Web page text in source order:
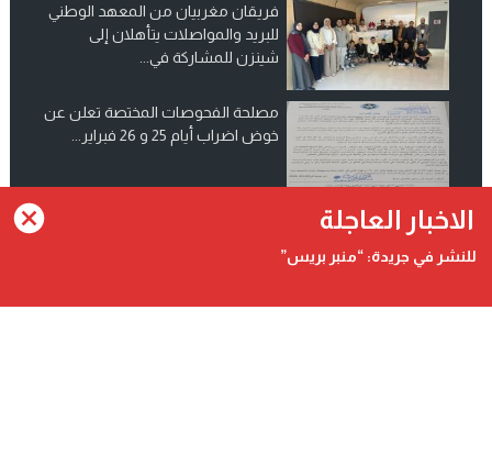
فريقان مغربيان من المعهد الوطني
للبريد والمواصلات يتأهلان إلى
شينزن للمشاركة في...
مصلحة الفحوصات المختصة تعلن عن
خوض اضراب أيام 25 و 26 فبراير...
انضم الينا على فيسبوك
الاخبار العاجلة
للنشر في جريدة: “منبر بريس”